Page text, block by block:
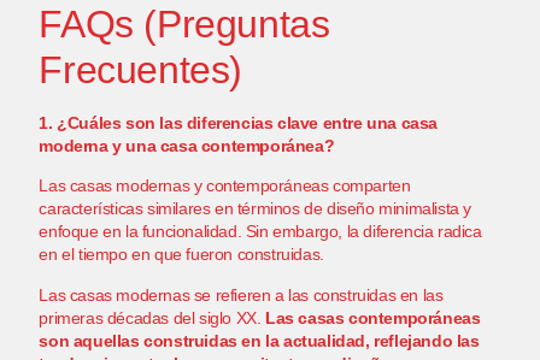
FAQs (Preguntas
Frecuentes)
1. ¿Cuáles son las diferencias clave entre una casa
moderna y una casa contemporánea?
Las casas modernas y contemporáneas comparten
características similares en términos de diseño minimalista y
enfoque en la funcionalidad. Sin embargo, la diferencia radica
en el tiempo en que fueron construidas.
Las casas modernas se refieren a las construidas en las
primeras décadas del siglo XX. Las casas contemporáneas
son aquellas construidas en la actualidad, reflejando las